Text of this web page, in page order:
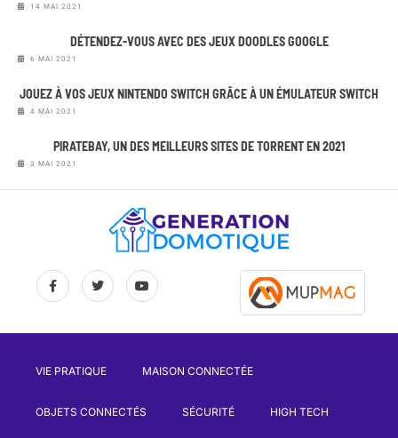
14 MAI 2021
DÉTENDEZ-VOUS AVEC DES JEUX DOODLES GOOGLE
6 MAI 2021
JOUEZ À VOS JEUX NINTENDO SWITCH GRÂCE À UN ÉMULATEUR SWITCH
4 MAI 2021
PIRATEBAY, UN DES MEILLEURS SITES DE TORRENT EN 2021
3 MAI 2021
VIE PRATIQUE MAISON CONNECTÉE
OBJETS CONNECTÉS SÉCURITÉ HIGH TECH